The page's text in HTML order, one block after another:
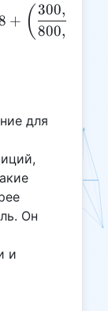
+ ( 800,
300,
для
Он
и